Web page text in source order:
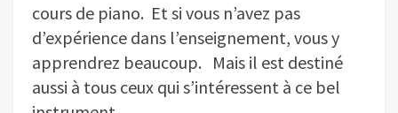
cours de piano. Et si vous n’avez pas
d’expérience dans l’enseignement, vous y
apprendrez beaucoup. Mais il est destiné
aussi à tous ceux qui s’intéressent à ce bel